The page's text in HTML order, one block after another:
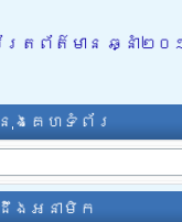
រព័ត៌មាន ឆ្នាំ២០
ងគេហទំព័រ
អនាមិក